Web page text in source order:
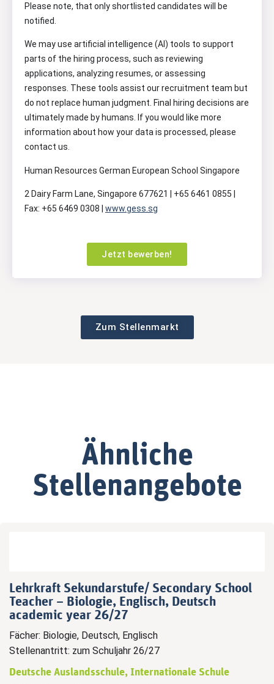
Please note, that only shortlisted candidates will be
notified.
We may use artificial intelligence (AI) tools to support
parts of the hiring process, such as reviewing
applications, analyzing resumes, or assessing
responses. These tools assist our recruitment team but
do not replace human judgment. Final hiring decisions are
ultimately made by humans. If you would like more
information about how your data is processed, please
contact us.
Human Resources German European School Singapore
2 Dairy Farm Lane, Singapore 677621 | +65 6461 0855 |
Fax: +65 6469 0308 | www.gess.sg
Jetzt bewerben!
Zum Stellenmarkt
Ähnliche
Stellenangebote
Lehrkraft Sekundarstufe/ Secondary School
Teacher – Biologie, Englisch, Deutsch
academic year 26/27
Fächer: Biologie, Deutsch, Englisch
Stellenantritt: zum Schuljahr 26/27
Deutsche Auslandsschule, Internationale Schule